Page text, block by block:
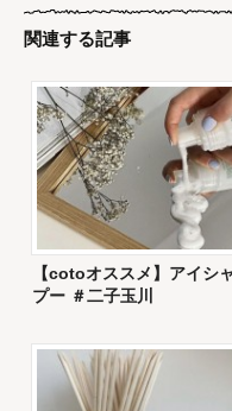
関連する記事
【cotoオススメ】アイシ
プー ＃二子玉川